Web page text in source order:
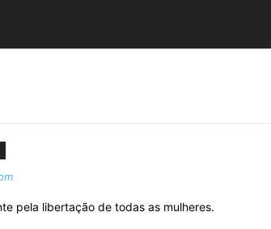
pela libertação de todas as mulheres.